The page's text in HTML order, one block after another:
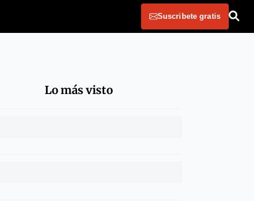
Suscribete gratis
Lo más visto